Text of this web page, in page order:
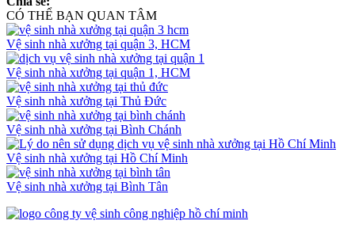
CÓ THỂ BẠN QUAN TÂM
Vệ sinh nhà xưởng tại quận 3, HCM
Vệ sinh nhà xưởng tại quận 1, HCM
Vệ sinh nhà xưởng tại Thủ Đức
Vệ sinh nhà xưởng tại Bình Chánh
Vệ sinh nhà xưởng tại Hồ Chí Minh
Vệ sinh nhà xưởng tại Bình Tân